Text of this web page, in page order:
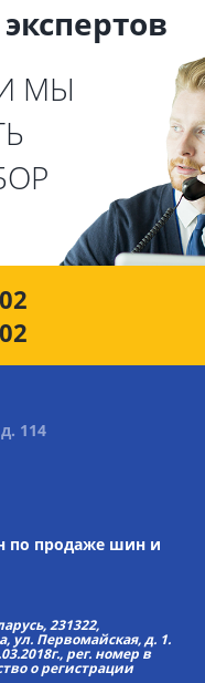
МЫ
114
по продаже шин и
231322,
ул. Первомайская, д. 1.
рег. номер в
о регистрации